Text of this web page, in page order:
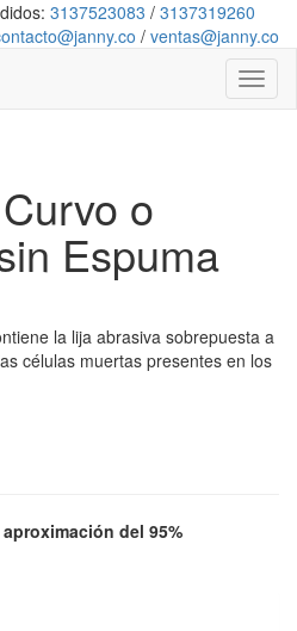
3137523083 / 3137319260
/ ventas@janny.co
o
Espuma
la lija abrasiva sobrepuesta a
células muertas presentes en los
del 95%